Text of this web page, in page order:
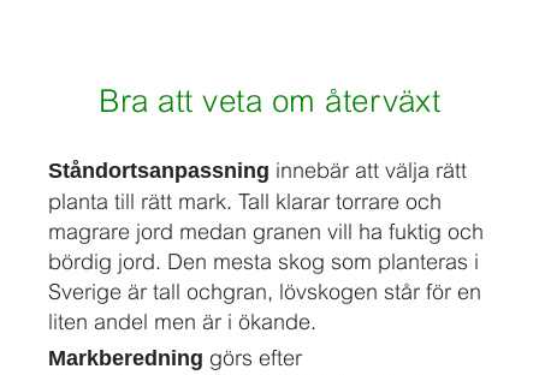
Bra att veta om återväxt
Ståndortsanpassning innebär att välja rätt
planta till rätt mark. Tall klarar torrare och
magrare jord medan granen vill ha fuktig och
bördig jord. Den mesta skog som planteras i
Sverige är tall ochgran, lövskogen står för en
liten andel men är i ökande.
Markberedning görs efter